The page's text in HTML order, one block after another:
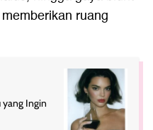
ruang
Ingin